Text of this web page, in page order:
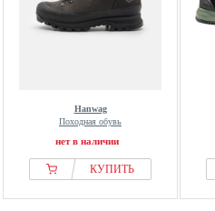
Hanwag
Походная обувь
нет в наличии
КУПИТЬ